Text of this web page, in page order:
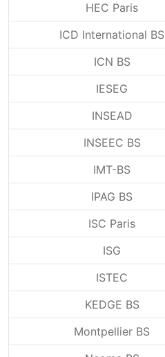
HEC Paris
ICD International BS
ICN BS
IESEG
INSEAD
INSEEC BS
IMT-BS
IPAG BS
ISC Paris
ISG
ISTEC
KEDGE BS
Montpellier BS